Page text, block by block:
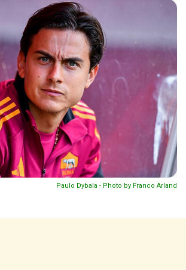
Paulo Dybala - Photo by Franco Arland